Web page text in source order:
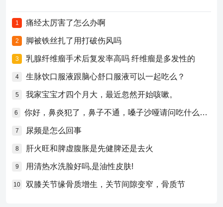
1 痛经太厉害了怎么办啊
2 脚被铁丝扎了用打破伤风吗
3 乳腺纤维瘤手术后复发率高吗 纤维瘤是多发性的
4 生脉饮口服液跟脑心舒口服液可以一起吃么？
5 我家宝宝才四个月大，最近忽然开始咳嗽。
6 你好，鼻炎犯了，鼻子不通，嗓子沙哑请问吃什么药比较好？
7 尿频是怎么回事
8 肝火旺和脾虚腹胀是先健脾还是去火
9 用清热水洗脸好吗,是油性皮肤!
10 双膝关节缘骨质增生，关节间隙变窄，骨质节